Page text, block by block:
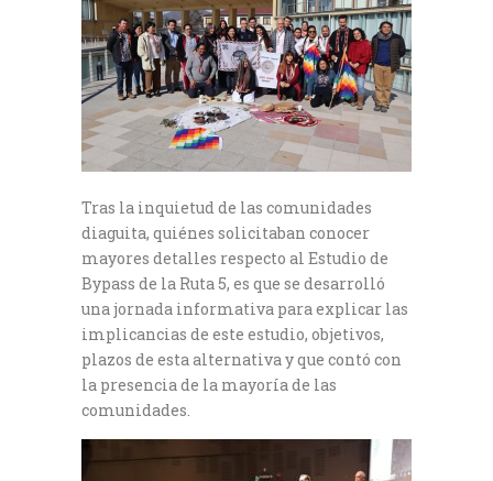
Tras la inquietud de las comunidades
diaguita, quiénes solicitaban conocer
mayores detalles respecto al Estudio de
Bypass de la Ruta 5, es que se desarrolló
una jornada informativa para explicar las
implicancias de este estudio, objetivos,
plazos de esta alternativa y que contó con
la presencia de la mayoría de las
comunidades.